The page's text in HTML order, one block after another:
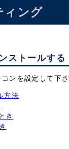
ィング
ストールする
ンを設定して下
方法
き